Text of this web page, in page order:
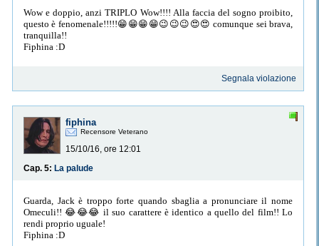
Wow e doppio, anzi TRIPLO Wow!!!! Alla faccia del sogno proibito,
questo è fenomenale!!!!!😁😁😁😁😉😉😉😍😍 comunque sei brava,
tranquilla!!
Fiphina :D
Segnala violazione
fiphina
Recensore Veterano
15/10/16, ore 12:01
Cap. 5: La palude
Guarda, Jack è troppo forte quando sbaglia a pronunciare il nome
Omeculi!! 😂😂😂 il suo carattere è identico a quello del film!! Lo
rendi proprio uguale!
Fiphina :D